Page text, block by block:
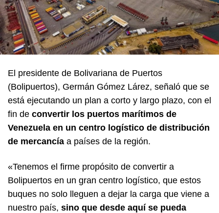
El presidente de Bolivariana de Puertos
(Bolipuertos), Germán Gómez Lárez, señaló que se
está ejecutando un plan a corto y largo plazo, con el
fin de convertir los puertos marítimos de
Venezuela en un centro logístico de distribución
de mercancía a países de la región.
«Tenemos el firme propósito de convertir a
Bolipuertos en un gran centro logístico, que estos
buques no solo lleguen a dejar la carga que viene a
nuestro país, sino que desde aquí se pueda